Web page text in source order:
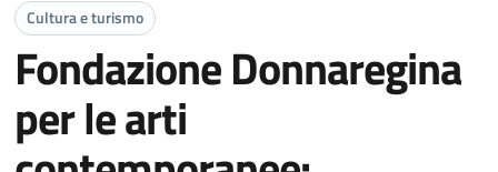
Cultura e turismo
Fondazione Donnaregina
per le arti